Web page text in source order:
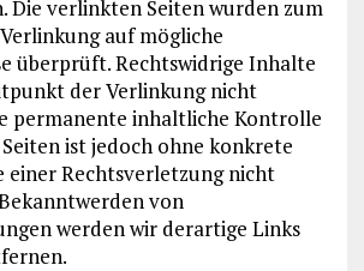
Die verlinkten Seiten wurden zum
auf mögliche
überprüft. Rechtswidrige Inhalte
der Verlinkung nicht
permanente inhaltliche Kontrolle
ist jedoch ohne konkrete
Rechtsverletzung nicht
von
werden wir derartige Links